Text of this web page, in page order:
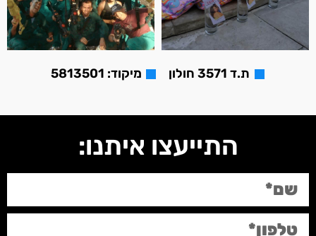
ת.ד 3571 חולון מיקוד: 5813501
התייעצו איתנו: